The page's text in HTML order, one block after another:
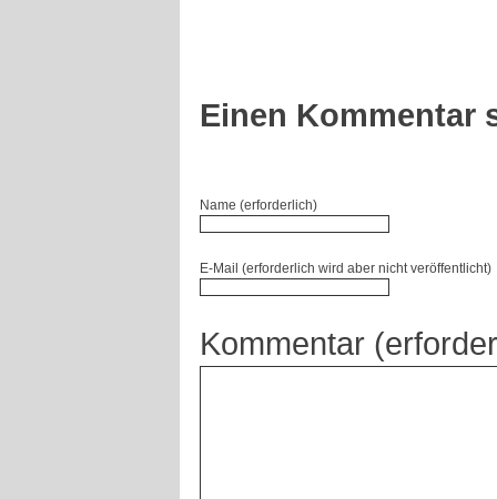
Einen Kommentar
Name (erforderlich)
E-Mail (erforderlich wird aber nicht veröffentlicht)
Kommentar